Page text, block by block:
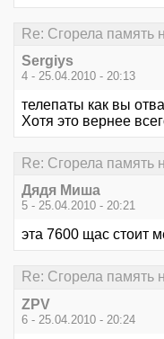
Re: Сгорела память
Sergiys
4 - 25.04.2010 - 20:13
телепаты как вы
Хотя это вернее
Re: Сгорела память
Дядя Миша
5 - 25.04.2010 - 20:21
эта 7600 щас стоит
Re: Сгорела память
ZPV
6 - 25.04.2010 - 20:24